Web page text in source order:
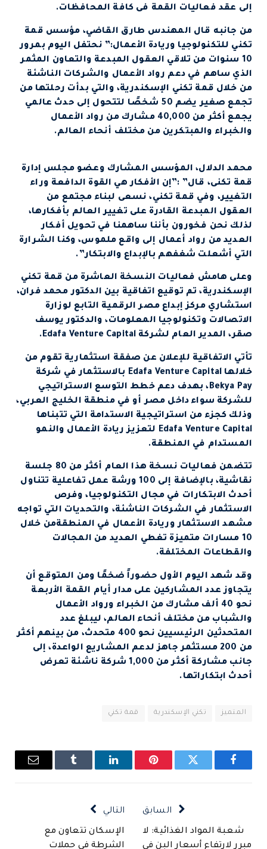
إلى عقد فعاليات القمة فى كافة المحافظات.
من جانبه قال المهندس طارق القاضي، مؤسس قمة
تكني للتكنولوجيا وريادة الأعمال:” نحتفل اليوم بمرور
10 سنوات من تلاقي العقول المبدعة والتعاون المثمر
الذي ساهم في دعم رواد الأعمال والشركات الناشئة
من خلال قمة تكني الإسكندرية، والتي بدأت رحلتها من
تجمع صغير يضم 50 شخصًا لتتحول إلى حدث عالمي
يجمع أكثر من 40,000 مشارك من رواد الأعمال
والخبراء والمبتكرين من مختلف أنحاء العالم.
محمد الدلال، المؤسس المشارك وعضو مجلس إدارة
قمة تكنى، قال” :”إن الأفكار هي القوة الدافعة وراء
التغيير، وفي قمة تكني، نسعى لبناء مجتمع من
العقول المبدعة القادرة على تغيير العالم بأفكارها،
لذلك نحن فخورون بأننا ساهمنا في تحويل أفكار
العديد من رواد أعمال إلى واقع ملموس، وكنا الشرارة
التي أشعلت شغفهم بالإبداع والابتكار”.
وعلى هامش فعاليات النسخة العاشرة من قمة تكني
الإسكندرية، تم توقيع اتفاقية بين الدكتور محمد فران،
استشاري مركز إبداع مصر الرقمية التابع لوزارة
الاتصالات وتكنولوجيا المعلومات، والدكتور يوسف
صقر، المدير العام لشركة Edafa Venture Capital.
تأتي الاتفاقية للإعلان عن صفقة استثمارية تقوم من
خلالها Edafa Venture Capital بالاستثمار في شركة
Bekya Pay، بهدف دعم خطط التوسع الاستراتيجي
للشركة سواء داخل مصر أو في منطقة الخليج العربي،
وذلك كجزء من استراتيجية الاستدامة التي تتبناها
Edafa Venture Capital لتعزيز ريادة الأعمال والنمو
المستدام في المنطقة.
تتضمن فعاليات نسخة هذا العام أكثر من 80 جلسة
نقاشية، بالإضافة إلى 100 ورشة عمل تفاعلية تتناول
أحدث الابتكارات في مجال التكنولوجيا، وفرص
الاستثمار في الشركات الناشئة، والتحديات التي تواجه
مشهد الاستثمار وريادة الأعمال في المنطقةمن خلال
10 مسارات متميزة تغطي العديد من المجالات
والقطاعات المختلفة.
وقد شهد اليوم الأول حضوراً ضخمًا ومن المتوقع أن
يتجاوز عدد المشاركين على مدار أيام القمة الأربعة
نحو 40 ألف مشارك من الخبراء ورواد الأعمال
والشباب من مختلف أنحاء العالم، ليبلغ عدد
المتحدثين الرئيسيين نحو 400 متحدث، من بينهم أكثر
من 200 مستثمر جاهز لدعم المشاريع الواعدة، إلى
جانب مشاركة أكثر من 1,000 شركة ناشئة تعرض
أحدث ابتكاراتها.
المتميز تكني الإسكندرية قمة تكني
فيسبوك تويتر بينتيريستلينكدإن Tumblr
البريد
السابق
شعبة المواد الغذائية: لا
مبرر لارتفاع أسعار البن في
التالي
الإسكان تتعاون مع
الشرطة في حملات